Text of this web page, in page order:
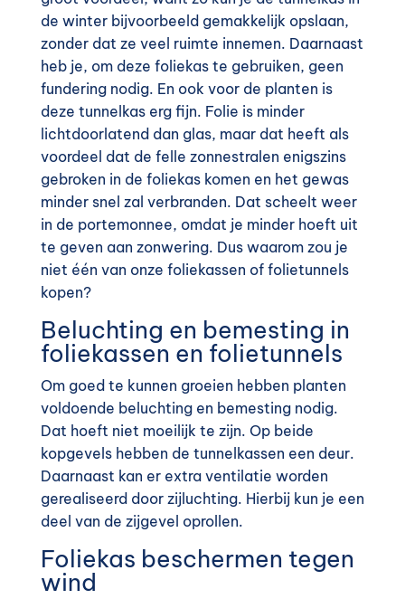
de winter bijvoorbeeld gemakkelijk opslaan,
zonder dat ze veel ruimte innemen. Daarnaast
heb je, om deze foliekas te gebruiken, geen
fundering nodig. En ook voor de planten is
deze tunnelkas erg fijn. Folie is minder
lichtdoorlatend dan glas, maar dat heeft als
voordeel dat de felle zonnestralen enigszins
gebroken in de foliekas komen en het gewas
minder snel zal verbranden. Dat scheelt weer
in de portemonnee, omdat je minder hoeft uit
te geven aan zonwering. Dus waarom zou je
niet één van onze foliekassen of folietunnels
kopen?
Beluchting en bemesting in
foliekassen en folietunnels
Om goed te kunnen groeien hebben planten
voldoende beluchting en bemesting nodig.
Dat hoeft niet moeilijk te zijn. Op beide
kopgevels hebben de tunnelkassen een deur.
Daarnaast kan er extra ventilatie worden
gerealiseerd door zijluchting. Hierbij kun je een
deel van de zijgevel oprollen.
Foliekas beschermen tegen
wind